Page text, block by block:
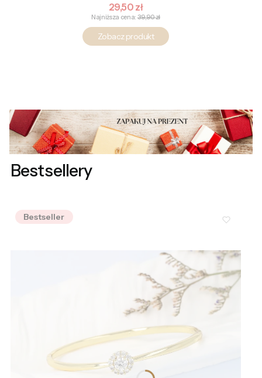
Cena promocyjna
29,50 zł
Najniższa cena: 39,90 zł
Zobacz produkt
Bestsellery
Bestseller